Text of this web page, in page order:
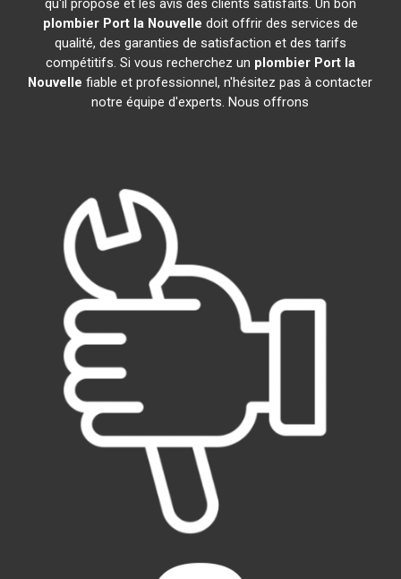
qu'il propose et les avis des clients satisfaits. Un bon
plombier Port la Nouvelle doit offrir des services de
qualité, des garanties de satisfaction et des tarifs
compétitifs. Si vous recherchez un plombier Port la
Nouvelle fiable et professionnel, n'hésitez pas à contacter
notre équipe d'experts. Nous offrons